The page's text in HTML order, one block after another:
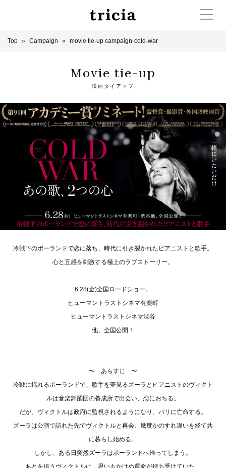
Top Campaign movie tie-up campaign-cold-war
Movie tie-up
映画タイアップ
冷戦下のポーランドで恋に落ち、時代に引き裂かれたピアニストと歌手。
心と五感を刺激する極上のラブストーリー。
6.28(金)全国ロードショー。
ヒューマントラストシネマ有楽町
ヒューマントラストシネマ渋谷
他、全国公開！
〜 あらすじ 〜
冷戦に揺れるポーランドで、歌手を夢見るズーラとピアニストのヴィクト
ルは音楽舞踊団の養成所で出会い、恋におちる。
だが、ヴィクトルは政府に監視されるようになり、パリに亡命する。
ズーラは公演で訪れた先でヴィクトルと再会、幾度かのすれ違いを経て共
に暮らし始める。
しかし、ある日突然ズーラはポーランドへ帰ってしまう。
あとを追うヴィクトルに、思いもかけぬ運命が待ち受けていた。